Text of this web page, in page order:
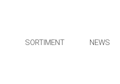
SORTIMENT NEWS